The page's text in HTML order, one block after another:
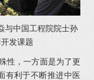
与中国工程院院士孙
发课题
性，一方面是为了更
有利于不断推进中医